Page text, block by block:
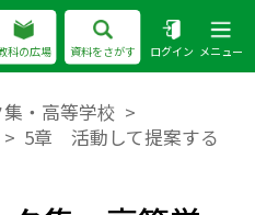
科の広場 資料をさがす ログイン メニュー
・高等学校
5章 活動して提案する